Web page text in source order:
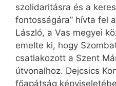
szolidaritásra és a
fontosságára” hívta fel
László, a Vas megyei
emelte ki, hogy
csatlakozott a Szent
útvonalhoz. Dejcsics
főapátság